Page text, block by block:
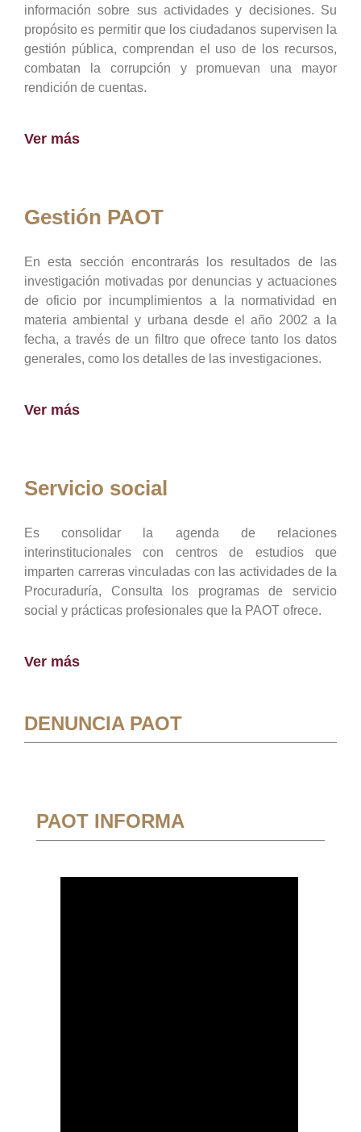
información sobre sus actividades y decisiones. Su
propósito es permitir que los ciudadanos supervisen la
gestión pública, comprendan el uso de los recursos,
combatan la corrupción y promuevan una mayor
rendición de cuentas.
Ver más
Gestión PAOT
En esta sección encontrarás los resultados de las
investigación motivadas por denuncias y actuaciones
de oficio por incumplimientos a la normatividad en
materia ambiental y urbana desde el año 2002 a la
fecha, a través de un filtro que ofrece tanto los datos
generales, como los detalles de las investigaciones.
Ver más
Servicio social
Es consolidar la agenda de relaciones
interinstitucionales con centros de estudios que
imparten carreras vinculadas con las actividades de la
Procuraduría, Consulta los programas de servicio
social y prácticas profesionales que la PAOT ofrece.
Ver más
DENUNCIA PAOT
PAOT INFORMA